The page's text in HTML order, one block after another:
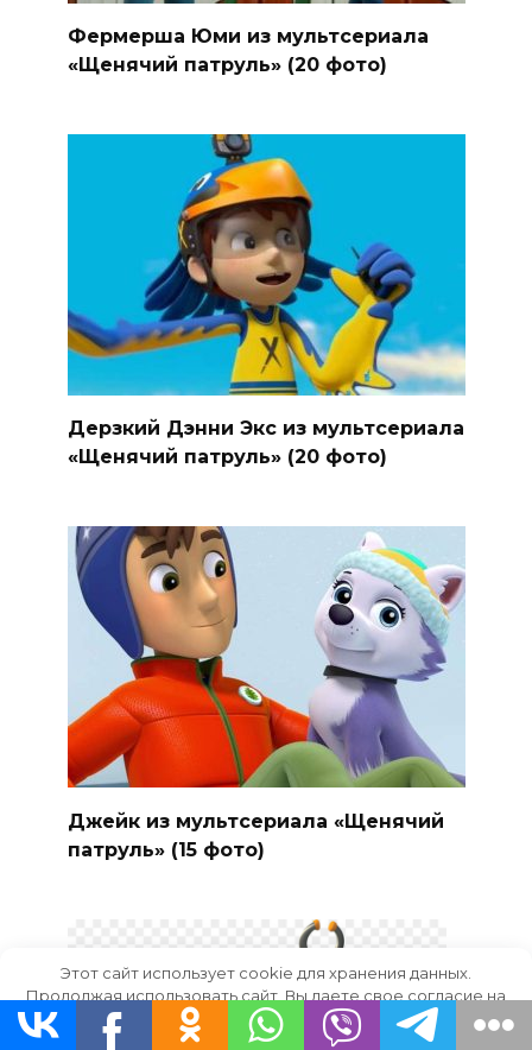
Фермерша Юми из мультсериала
«Щенячий патруль» (20 фото)
Дерзкий Дэнни Экс из мультсериала
«Щенячий патруль» (20 фото)
Джейк из мультсериала «Щенячий
патруль» (15 фото)
Этот сайт использует cookie для хранения данных.
Продолжая использовать сайт, Вы даете свое согласие на
работу с этими файлами.
OK